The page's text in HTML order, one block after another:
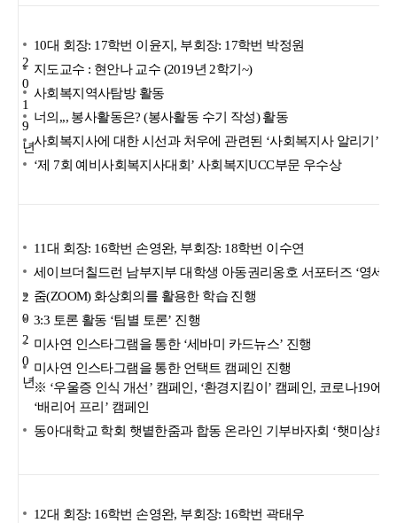
2
0
1
9
년
10대 회장: 17학번 이윤지, 부회장: 17학번 박정원
지도교수 : 현안나 교수 (2019년 2학기~)
사회복지역사탐방 활동
너의,,, 봉사활동은? (봉사활동 수기 작성) 활동
사회복지사에 대한 시선과 처우에 관련된 ‘사회복지사 알리기’캠
‘제 7회 예비사회복지사대회’ 사회복지UCC부문 우수상
2
0
2
0
년
11대 회장: 16학번 손영완, 부회장: 18학번 이수연
세이브더칠드런 남부지부 대학생 아동권리옹호 서포터즈 ‘영세
줌(ZOOM) 화상회의를 활용한 학습 진행
3:3 토론 활동 ‘팀별 토론’ 진행
미사연 인스타그램을 통한 ‘세바미 카드뉴스’ 진행
미사연 인스타그램을 통한 언택트 캠페인 진행
※ ‘우울증 인식 개선’ 캠페인, ‘환경지킴이’ 캠페인, 코로나19에
‘배리어 프리’ 캠페인
동아대학교 학회 햇볕한줌과 합동 온라인 기부바자회 ‘햇미상회
12대 회장: 16학번 손영완, 부회장: 16학번 곽태우